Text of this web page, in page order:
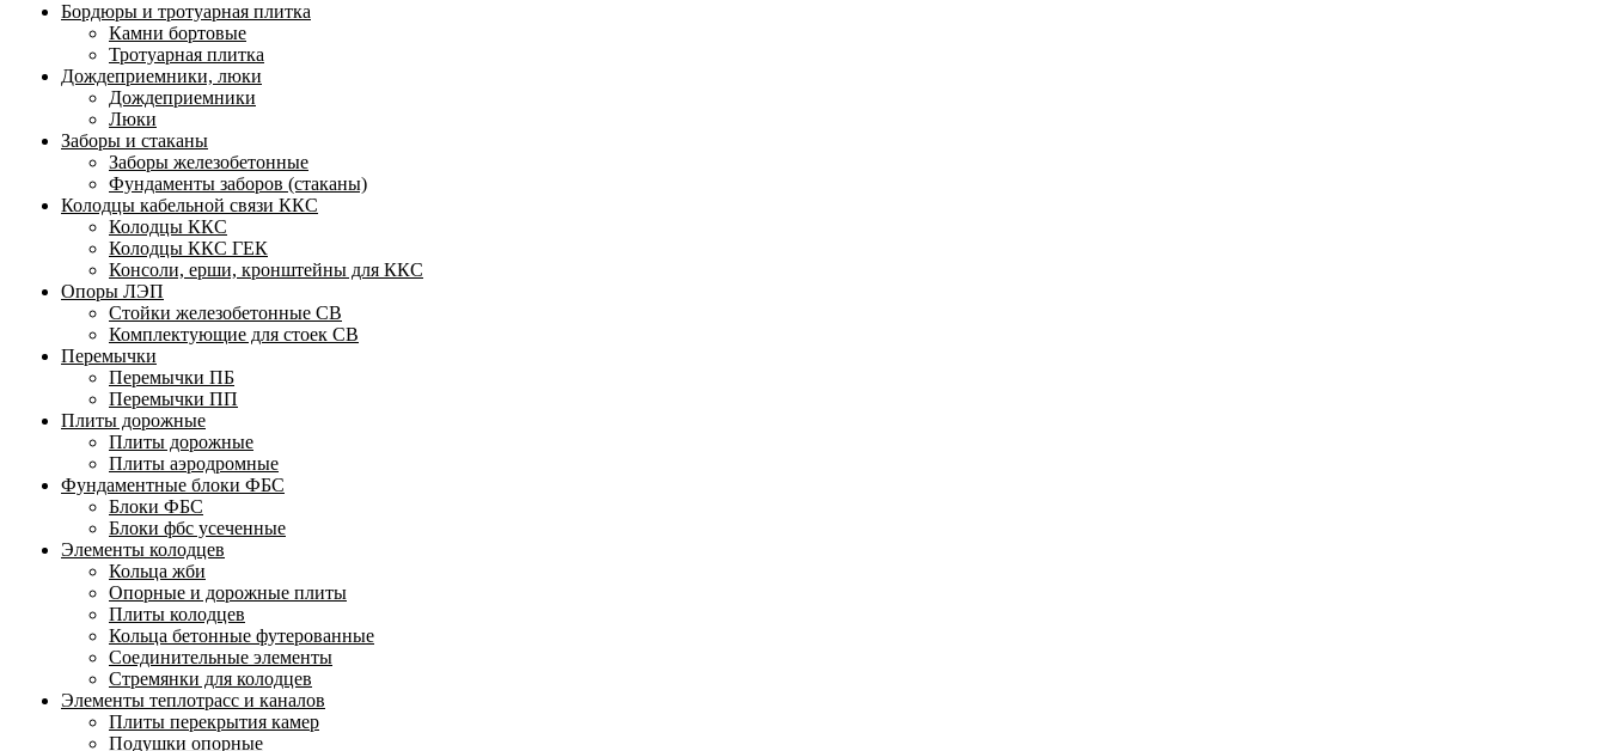
Бордюры и тротуарная плитка
Камни бортовые
Тротуарная плитка
Дождеприемники, люки
Дождеприемники
Люки
Заборы и стаканы
Заборы железобетонные
Фундаменты заборов (стаканы)
Колодцы кабельной связи ККС
Колодцы ККС
Колодцы ККС ГЕК
Консоли, ерши, кронштейны для ККС
Опоры ЛЭП
Стойки железобетонные СВ
Комплектующие для стоек СВ
Перемычки
Перемычки ПБ
Перемычки ПП
Плиты дорожные
Плиты дорожные
Плиты аэродромные
Фундаментные блоки ФБС
Блоки ФБС
Блоки фбс усеченные
Элементы колодцев
Кольца жби
Опорные и дорожные плиты
Плиты колодцев
Кольца бетонные футерованные
Соединительные элементы
Стремянки для колодцев
Элементы теплотрасс и каналов
Плиты перекрытия камер
Подушки опорные